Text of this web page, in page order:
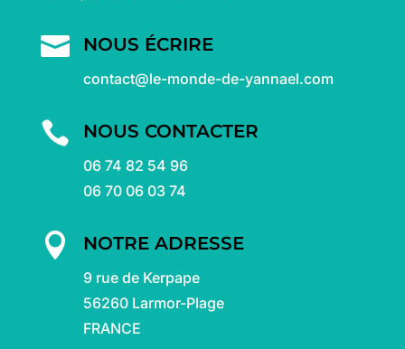
 NOUS ÉCRIRE
contact@le-monde-de-yannael.com
 NOUS CONTACTER
06 74 82 54 96
06 70 06 03 74
 NOTRE ADRESSE
9 rue de Kerpape
56260 Larmor-Plage
FRANCE